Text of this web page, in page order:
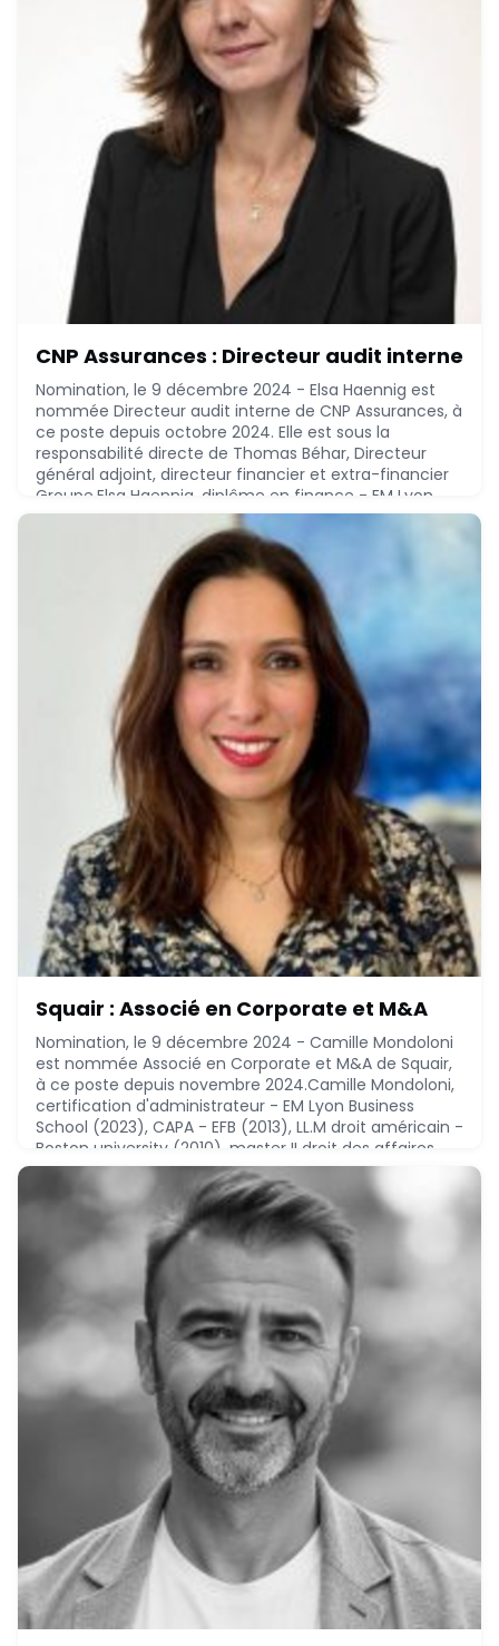
CNP Assurances : Directeur audit interne
Nomination, le 9 décembre 2024 - Elsa Haennig est
nommée Directeur audit interne de CNP Assurances, à
ce poste depuis octobre 2024. Elle est sous la
responsabilité directe de Thomas Béhar, Directeur
général adjoint, directeur financier et extra-financier
Groupe.Elsa Haennig, diplôme en finance - EM Lyon
Business School (2002), a réalisée le parcours suivant
:* 2022 - 2024 : La Banque Postale, Dire
Squair : Associé en Corporate et M&A
Nomination, le 9 décembre 2024 - Camille Mondoloni
est nommée Associé en Corporate et M&A de Squair,
à ce poste depuis novembre 2024.Camille Mondoloni,
certification d'administrateur - EM Lyon Business
School (2023), CAPA - EFB (2013), LL.M droit américain -
Boston university (2010), master II droit des affaires
comparé - Université Lumière Lyon 2 (2009), certificat
en droit chinois (2009), a réal
December 9, 2024